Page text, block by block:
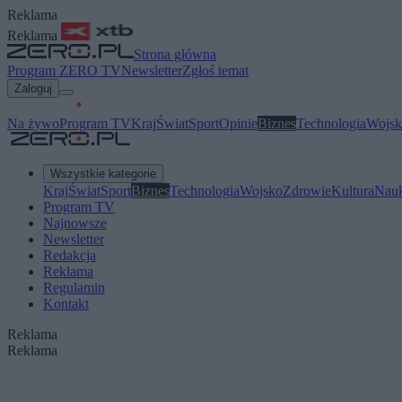
Reklama
Reklama
Strona główna
Program ZERO TVNewsletterZgłoś temat
Zaloguj
Na żywoProgram TVKrajŚwiatSportOpinieBiznesTechnologia
Wszystkie kategorie
KrajŚwiatSportBiznesTechnologiaWojskoZdrowieKultura
Program TV
Najnowsze
Newsletter
Redakcja
Reklama
Regulamin
Kontakt
Reklama
Reklama